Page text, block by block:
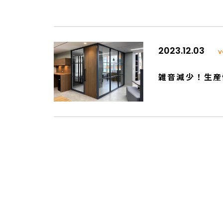
2023.12.03
雑音減少！生